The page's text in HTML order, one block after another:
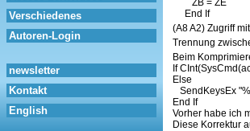
Verschiedenes
Autoren-Login
newsletter
Kontakt
English
ZB = ZE
End If
(A8 A2) Zugriff
Trennung
Beim
If
Else
SendKeysEx
End If
Vorher habe ich
Diese Korrektur